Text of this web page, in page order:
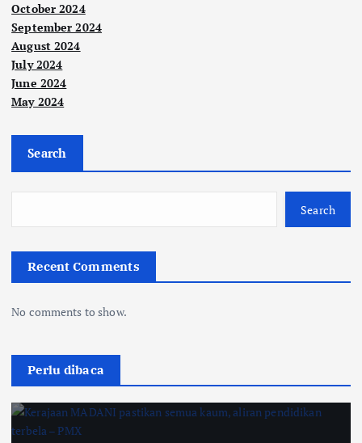
October 2024
September 2024
August 2024
July 2024
June 2024
May 2024
Search
Search
Recent Comments
No comments to show.
Perlu dibaca